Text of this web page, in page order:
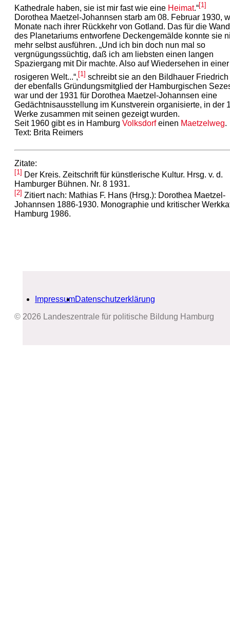
Kathedrale haben, sie ist mir fast wie eine Heimat.“[1]
Dorothea Maetzel-Johannsen starb am 08. Februar 1930,
Monate nach ihrer Rückkehr von Gotland. Das für die
des Planetariums entworfene Deckengemälde konnte sie
mehr selbst ausführen. „Und ich bin doch nun mal so
vergnügungssüchtig, daß ich am liebsten einen langen
Spaziergang mit Dir machte. Also auf Wiedersehen in
rosigeren Welt...“, [1] schreibt sie an den Bildhauer
der ebenfalls Gründungsmitglied der Hamburgischen
war und der 1931 für Dorothea Maetzel-Johannsen eine
Gedächtnisausstellung im Kunstverein organisierte, in der
Werke zusammen mit seinen gezeigt wurden.
Seit 1960 gibt es in Hamburg Volksdorfeinen Maetzelweg.
Text: Brita Reimers
Zitate:
[1] Der Kreis. Zeitschrift für künstlerische Kultur. Hrsg. v. d.
Hamburger Bühnen. Nr. 8 1931.
[2] Zitiert nach: Mathias F. Hans (Hrsg.): Dorothea Maetzel-
Johannsen 1886-1930. Monographie und kritischer
Hamburg 1986.
ImpressumDatenschutzerklärung
© 2026 Landeszentrale für politische Bildung Hamburg